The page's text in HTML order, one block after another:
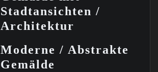
Stadtansichten /
Architektur
Moderne / Abstrakte
Gemälde